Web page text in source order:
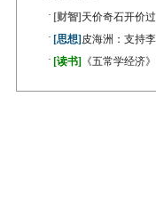
· [财智] 天价奇石开价
· [思想] 皮海洲：支持
· [读书] 《五常学经济》